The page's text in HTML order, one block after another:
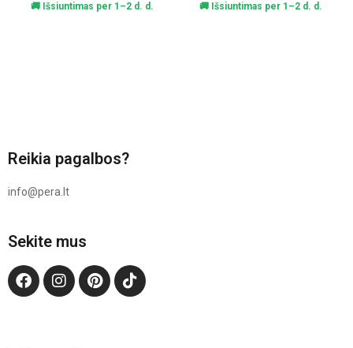
🚚 Išsiuntimas per 1–2 d. d. 🚚 Išsiuntimas per 1–2 d. d.
Reikia pagalbos?
info@pera.lt
Sekite mus